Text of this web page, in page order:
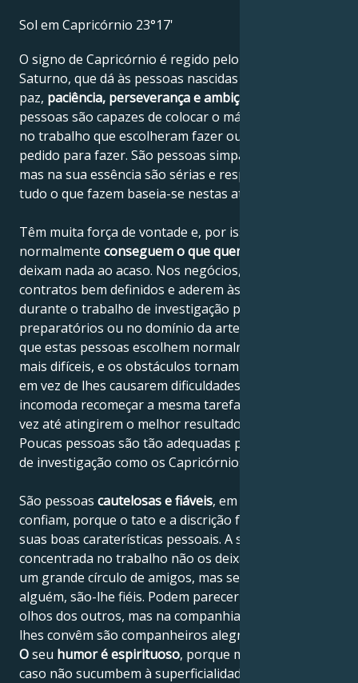
Sol em Capricórnio 23°17'
O signo de Capricórnio é regido pelo planeta
Saturno, que dá às pessoas nascidas sob este signo
paz, paciência, perseverança e ambição
pessoas são capazes de colocar o máximo de esforço
no trabalho que escolheram fazer ou que lhes foi
pedido para fazer. São pessoas simpáticas e alegres,
mas na sua essência são sérias e responsáveis, e
tudo o que fazem baseia-se nestas atitudes.
Têm muita força de vontade e, por isso,
normalmente conseguem o que querem
deixam nada ao acaso. Nos negócios, cumprem
contratos bem definidos e aderem às boas práticas
durante o trabalho de investigação para estudos
preparatórios ou no domínio da arte. É interessante
que estas pessoas escolhem normalmente as tarefas
mais difíceis, e os obstáculos tornam-nas mais fortes
em vez de lhes causarem dificuldades. Nunca os
incomoda recomeçar a mesma tarefa uma e outra
vez até atingirem o melhor resultado possível.
Poucas pessoas são tão adequadas para a atividade
de investigação como os Capricórnios.
São pessoas cautelosas e fiáveis, em quem os outros
confiam, porque o tato e a discrição fazem parte das
suas boas caraterísticas pessoais. A sua mente
concentrada no trabalho não os deixa distrair-se com
um grande círculo de amigos, mas se aceitam
alguém, são-lhe fiéis. Podem parecer aborrecidos aos
olhos dos outros, mas na companhia de pessoas que
lhes convêm são companheiros alegres e divertidos.
Oseu humor é espirituoso, porque mesmo neste
caso não sucumbem à superficialidade.